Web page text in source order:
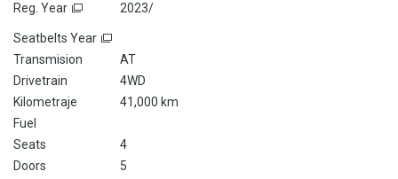
Reg. Year 2023/
Seatbelts Year
Transmision
AT
Drivetrain
4WD
Kilometraje
41,000 km
Fuel
Seats
4
Doors
5